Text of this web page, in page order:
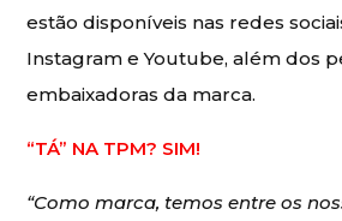
estão disponíveis nas redes
Instagram e Youtube, além dos
embaixadoras da marca.
“TÁ” NA TPM? SIM!
“Como marca, temos entre os